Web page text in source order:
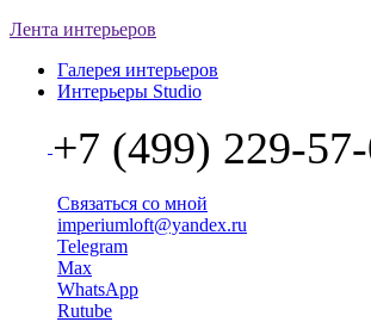
Лента интерьеров
Галерея интерьеров
Интерьеры Studio
+7 (499) 229-
Связаться со мной
imperiumloft@yandex.ru
Telegram
Max
WhatsApp
Rutube